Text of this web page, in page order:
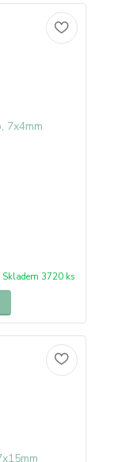
Skladem 3720 ks